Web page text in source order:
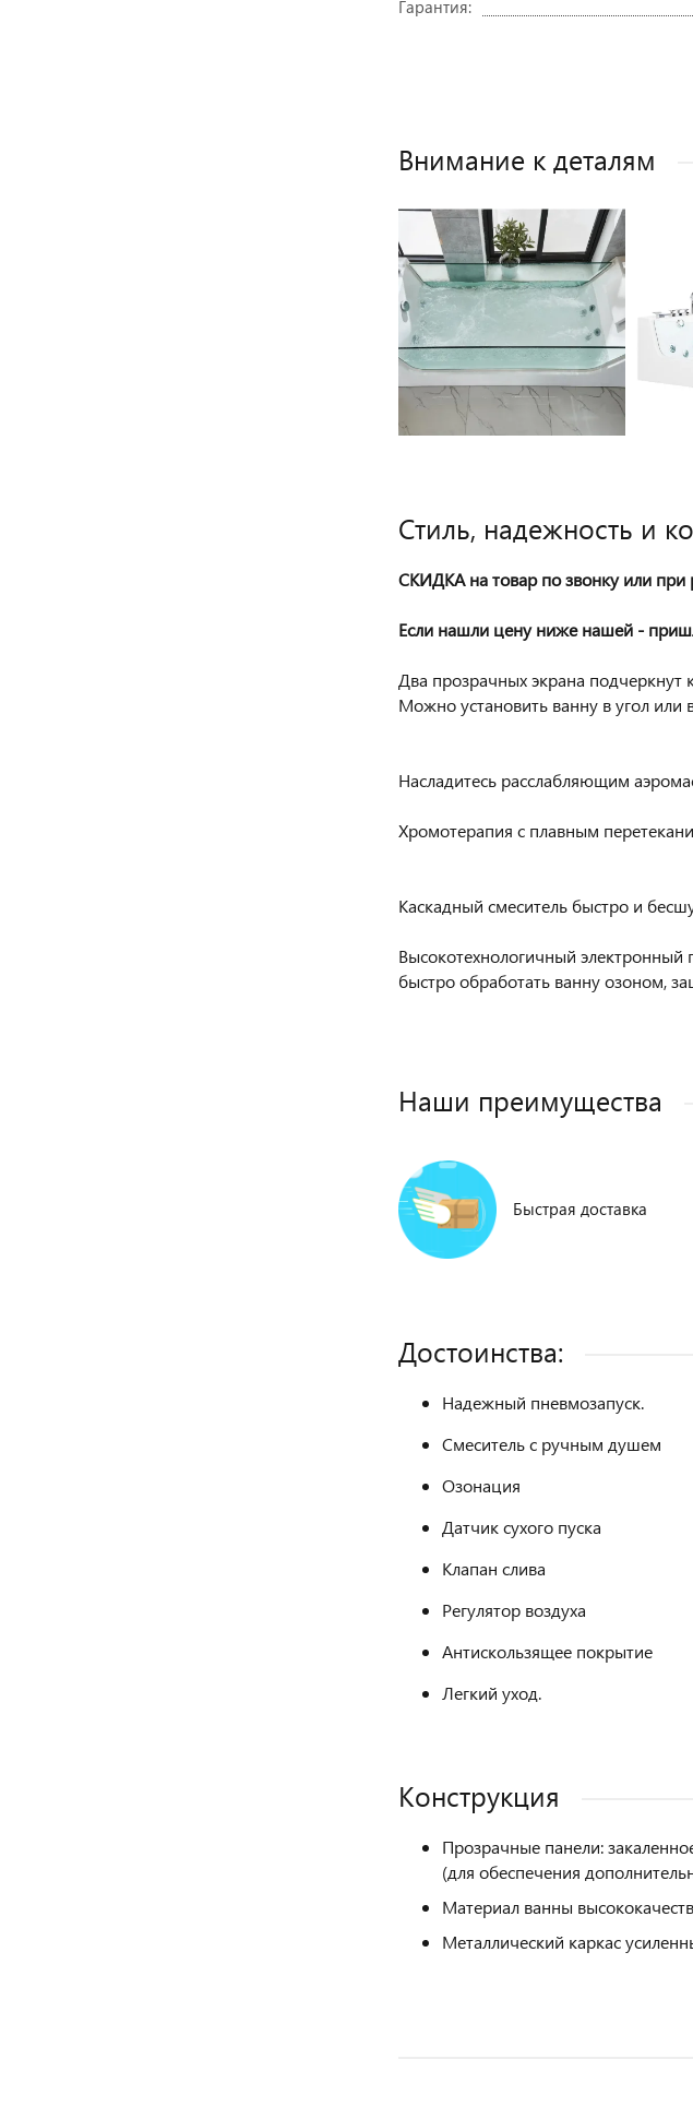
Гарантия:
Внимание к деталям
Стиль, надежность и
СКИДКА на товар по звонку или при
Если нашли цену ниже нашей -
Два прозрачных экрана
Можно установить ванну в угол или
Насладитесь расслабляющим
Хромотерапия с плавным
Каскадный смеситель быстро и
Высокотехнологичный электронный
быстро обработать ванну озоном,
Наши преимущества
Быстрая доставка
Достоинства:
Надежный пневмозапуск.
Смеситель с ручным душем
Озонация
Датчик сухого пуска
Клапан слива
Регулятор воздуха
Антискользящее покрытие
Легкий уход.
Конструкция
Прозрачные панели:
(для обеспечения
Материал ванны
Металлический каркас